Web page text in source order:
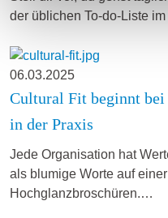
der üblichen To-do-Liste
06.03.2025
Cultural Fit beginnt bei
in der Praxis
Jede Organisation hat
als blumige Worte auf
Hochglanzbroschüren.…